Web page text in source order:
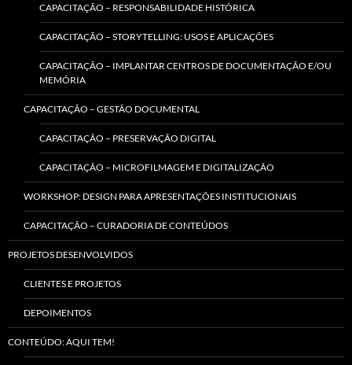
CAPACITAÇÃO – RESPONSABILIDADE HISTÓRICA
CAPACITAÇÃO – STORYTELLING: USOS E APLICAÇÕES
CAPACITAÇÃO – IMPLANTAR CENTROS DE DOCUMENTAÇÃO E/OU
MEMÓRIA
CAPACITAÇÃO – GESTÃO DOCUMENTAL
CAPACITAÇÃO – PRESERVAÇÃO DIGITAL
CAPACITAÇÃO – MICROFILMAGEM E DIGITALIZAÇÃO
WORKSHOP: DESIGN PARA APRESENTAÇÕES INSTITUCIONAIS
CAPACITAÇÃO – CURADORIA DE CONTEÚDOS
PROJETOS DESENVOLVIDOS
CLIENTES E PROJETOS
DEPOIMENTOS
CONTEÚDO: AQUI TEM!